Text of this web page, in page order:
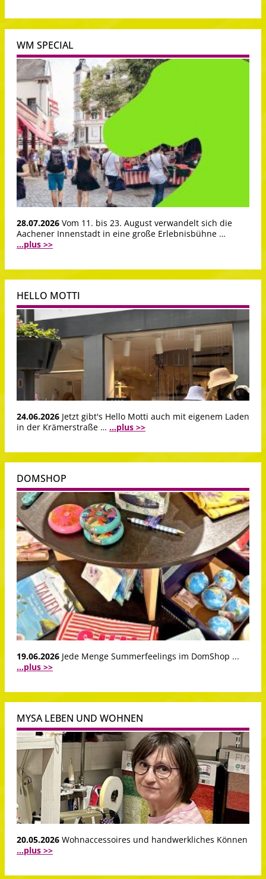
WM SPECIAL
28.07.2026 Vom 11. bis 23. August verwandelt sich die
Aachener Innenstadt in eine große Erlebnisbühne …
...plus >>
HELLO MOTTI
24.06.2026 Jetzt gibt's Hello Motti auch mit eigenem Laden
in der Krämerstraße … ...plus >>
DOMSHOP
19.06.2026 Jede Menge Summerfeelings im DomShop ...
...plus >>
MYSA LEBEN UND WOHNEN
20.05.2026 Wohnaccessoires und handwerkliches Können
...plus >>